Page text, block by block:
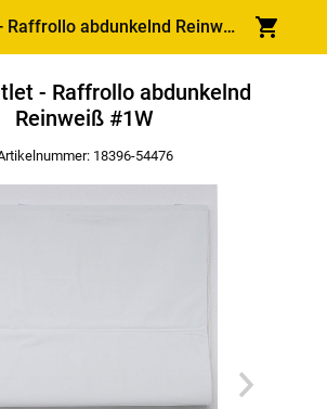
Lysel Outlet - Raffrollo abdunkelnd Reinweiß #1W
- Raffrollo abdunkelnd
Reinweiß #1W
18396-54476